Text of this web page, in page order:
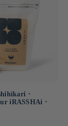
⋅
iRASSHAi ⋅